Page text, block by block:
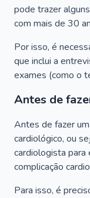
pode trazer
com mais de 30
Por isso, é
que inclui a
exames (como o
Antes de
Antes de fazer
cardiológico, ou
cardiologista para
complicação
Para isso, é